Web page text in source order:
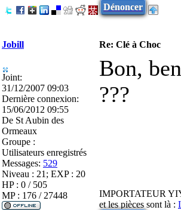
Dénoncer
Jobill Re: Clé à Choc
Joint:
31/12/2007 09:03
Dernière connexion:
15/06/2012 09:55
De St Aubin des
Ormeaux
Groupe :
Utilisateurs enregistrés
Messages: 529
Niveau : 21; EXP : 20
HP : 0 / 505
MP : 176 / 27448
Bon,
???
IMPORTATEUR
et les pièces sont là :